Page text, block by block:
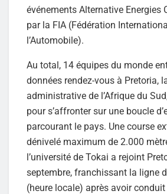
événements Alternative Energies
par la FIA (Fédération
l’Automobile).
Au total, 14 équipes du monde
données rendez-vous à Pretoria,
administrative de l’Afrique du
pour s’affronter sur une boucle
parcourant le pays. Une course
dénivelé maximum de 2.000
l’université de Tokai a rejoint
septembre, franchissant la ligne
(heure locale) après avoir